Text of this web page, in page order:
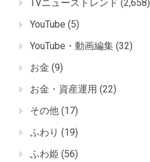
TVニューストレンド (2,658)
YouTube (5)
YouTube・動画編集 (32)
お金 (9)
お金・資産運用 (22)
その他 (17)
ふわり (19)
ふわ姫 (56)